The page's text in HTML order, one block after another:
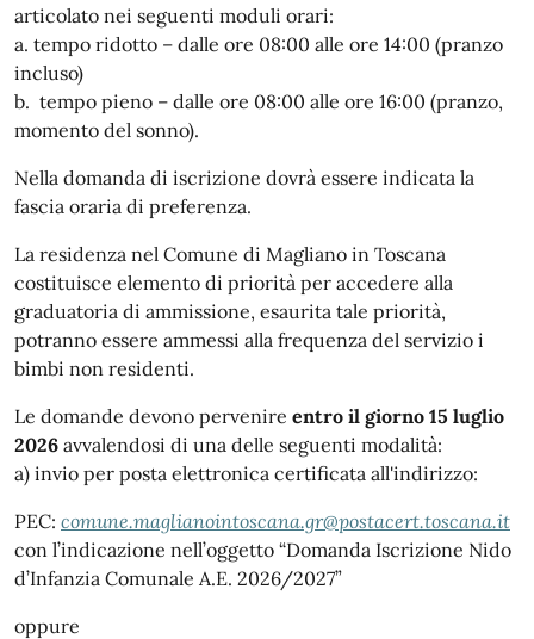
articolato nei seguenti moduli orari:
a. tempo ridotto – dalle ore 08:00 alle ore 14:00 (pranzo
incluso)
b. tempo pieno – dalle ore 08:00 alle ore 16:00 (pranzo,
momento del sonno).
Nella domanda di iscrizione dovrà essere indicata la
fascia oraria di preferenza.
La residenza nel Comune di Magliano in Toscana
costituisce elemento di priorità per accedere alla
graduatoria di ammissione, esaurita tale priorità,
potranno essere ammessi alla frequenza del servizio i
bimbi non residenti.
Le domande devono pervenire entro il giorno 15 luglio
2026 avvalendosi di una delle seguenti modalità:
a) invio per posta elettronica certificata all'indirizzo:
PEC: comune.maglianointoscana.gr@postacert.toscana.it
con l’indicazione nell’oggetto “Domanda Iscrizione Nido
d’Infanzia Comunale A.E. 2026/2027”
oppure